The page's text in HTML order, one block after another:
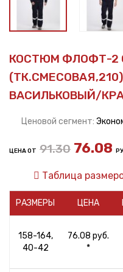
КОСТЮМ ФЛОФТ-2
ВАСИЛЬКОВЫЙ/
Ценовой сегмент:
ЦЕНА ОТ 91.30 76.08
Таблица
РАЗМЕРЫ ЦЕНА
158-164,
40-42
76.08 руб.
*